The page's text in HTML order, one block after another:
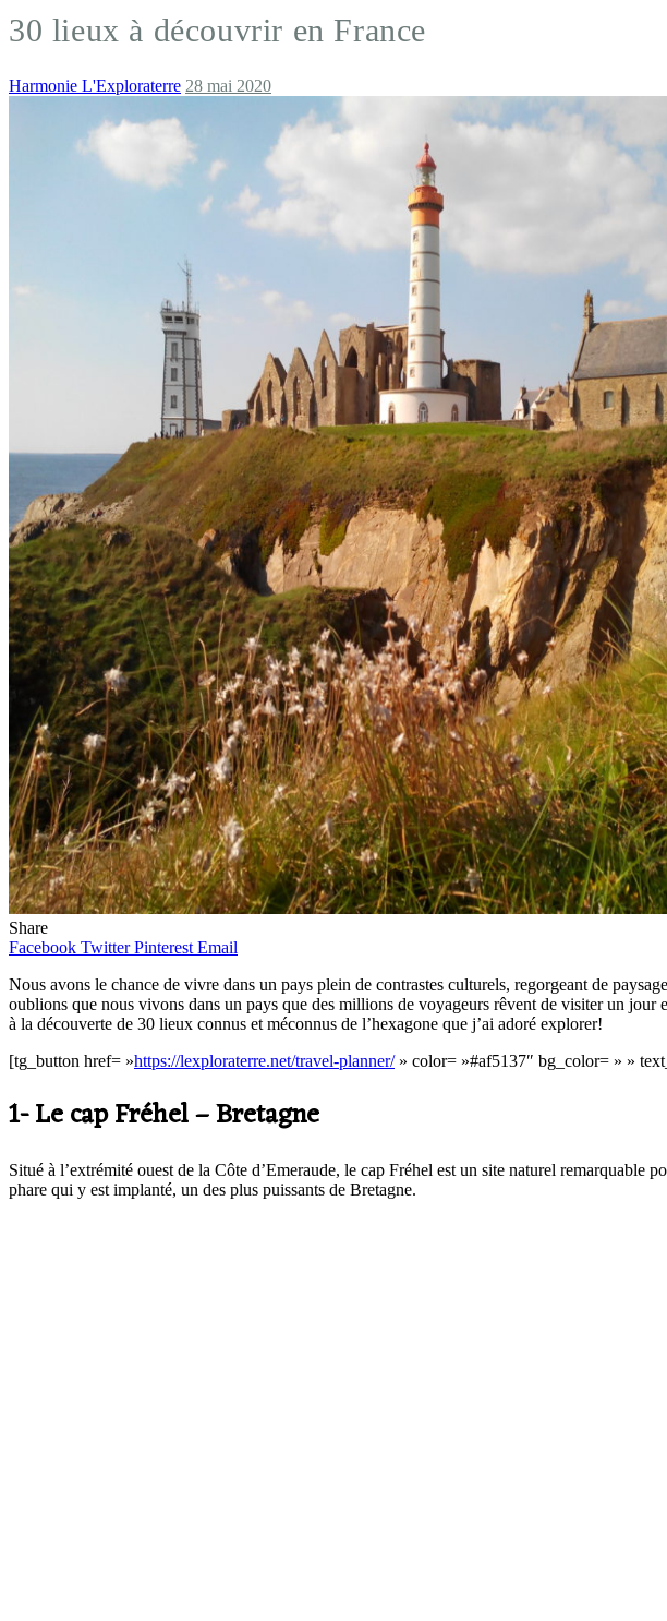
30 lieux à découvrir en France
Harmonie L'Exploraterre 28 mai 2020
Share
Facebook Twitter Pinterest Email
Nous avons le chance de vivre dans un pays plein de contrastes culturels, regorgeant de
oublions que nous vivons dans un pays que des millions de voyageurs rêvent de visiter un
à la découverte de 30 lieux connus et méconnus de l’hexagone que j’ai adoré explorer!
[tg_button href= »https://lexploraterre.net/travel-planner/» color= »#af5137″ bg_color= » »
1- Le cap Fréhel – Bretagne
Situé à l’extrémité ouest de la Côte d’Emeraude, le cap Fréhel est un site naturel remarquable
phare qui y est implanté, un des plus puissants de Bretagne.